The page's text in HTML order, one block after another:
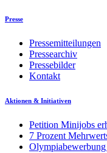
Presse
Pressemitteilungen
Pressearchiv
Pressebilder
Kontakt
Aktionen & Initiativen
Petition Minijobs
7 Prozent